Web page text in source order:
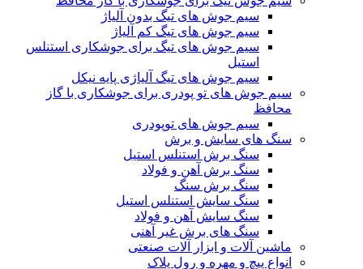
سیم جوش های تیگ بدون آلیاژ
سیم جوش های تیگ کم آلیاژ
سیم جوش های تیگ برای جوشکاری استنلس
استیل
سیم جوش های تیگ آلیاژی پایه نیکل
سیم جوش های تو پودری برای جوشکاری با گاز
محافظ
سیم جوش های توپودری
سنگ های سایش و برش
سنگ برش استنلس استیل
سنگ برش آهن و فولاد
سنگ برش سنگ
سنگ سایش استنلس استیل
سنگ سایش آهن و فولاد
سنگ های برش غیر آهنی
ماشین آلات و ابزار آلات صنعتی
انواع پیچ و مهره و رول پلاک